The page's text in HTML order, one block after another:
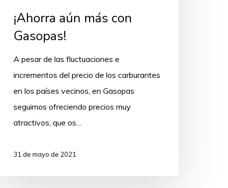
¡Ahorra aún más con
Gasopas!
A pesar de las fluctuaciones e
incrementos del precio de los carburantes
en los países vecinos, en Gasopas
seguimos ofreciendo precios muy
atractivos, que os…
31 de mayo de 2021